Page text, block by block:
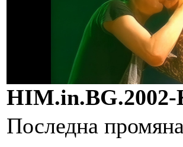
HIM.in.BG.2002-
Последна